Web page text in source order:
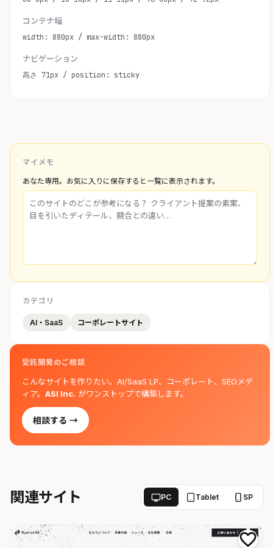
コンテナ幅
width: 880px / max-width: 880px
ナビゲーション
高さ 71px / position: sticky
マイメモ
あなた専用。お気に入りに保存すると一覧に表示されます。
カテゴリ
AI・SaaS コーポレートサイト
受託開発のご相談
こんなサイトを作りたい。AI/SaaS LP、コーポレート、SEOメデ
ィア。 ASI Inc. がワンストップで構築します。
相談する →
関連サイト PC Tablet SP